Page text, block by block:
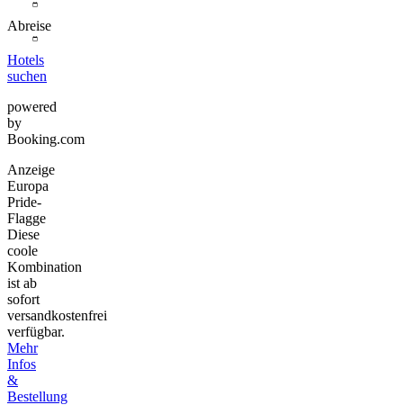
Abreise
Hotels
suchen
powered
by
Booking.com
Anzeige
Europa
Pride-
Flagge
Diese
coole
Kombination
ist ab
sofort
versandkostenfrei
verfügbar.
Mehr
Infos
&
Bestellung